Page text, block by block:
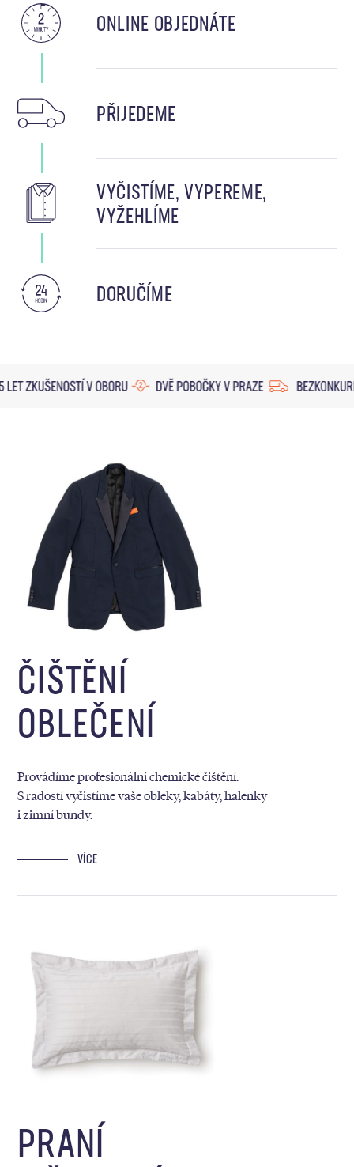
ONLINE OBJEDNÁTE
PŘIJEDEME
VYČISTÍME, VYPEREME,
VYŽEHLÍME
DORUČÍME
ČIŠTĚNÍ
OBLEČENÍ
Provádíme profesionální chemické čištění.
S radostí vyčistíme vaše obleky, kabáty, halenky
i zimní bundy.
VÍCE
PRANÍ